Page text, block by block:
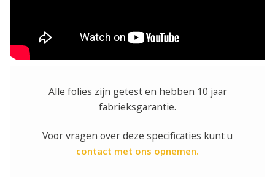
Alle folies zijn getest en hebben 10 jaar
fabrieksgarantie.
Voor vragen over deze specificaties kunt u
contact met ons opnemen.